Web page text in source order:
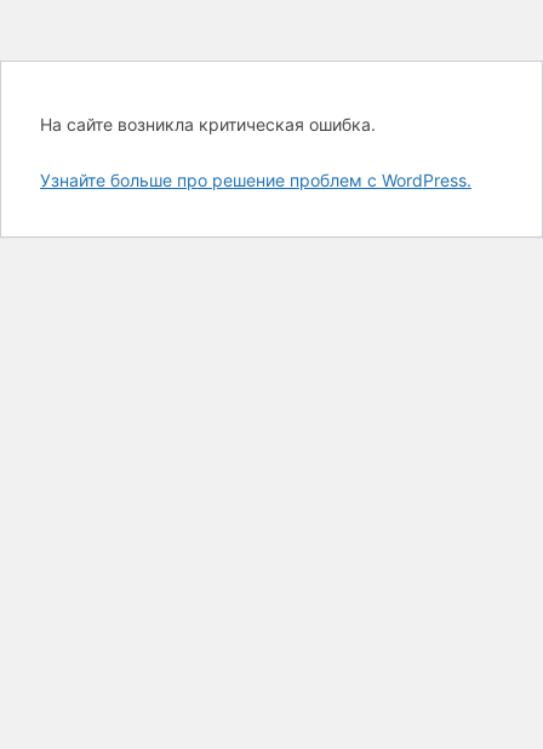
На сайте возникла критическая ошибка.
Узнайте больше про решение проблем с WordPress.